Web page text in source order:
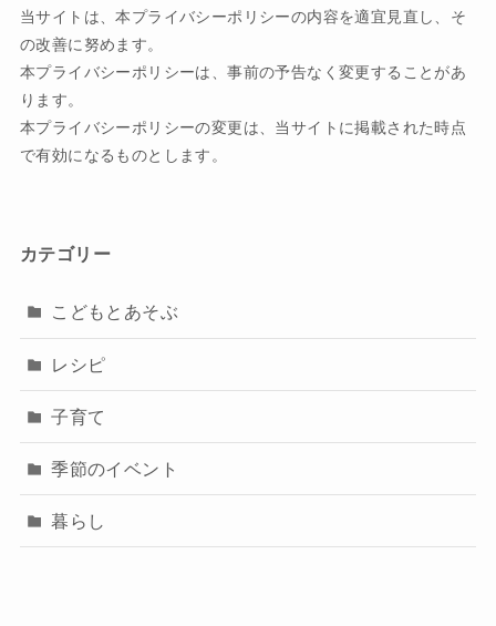
当サイトは、本プライバシーポリシーの内容を適宜見直し、そ
の改善に努めます。
本プライバシーポリシーは、事前の予告なく変更することがあ
ります。
本プライバシーポリシーの変更は、当サイトに掲載された時点
で有効になるものとします。
カテゴリー
こどもとあそぶ
レシピ
子育て
季節のイベント
暮らし